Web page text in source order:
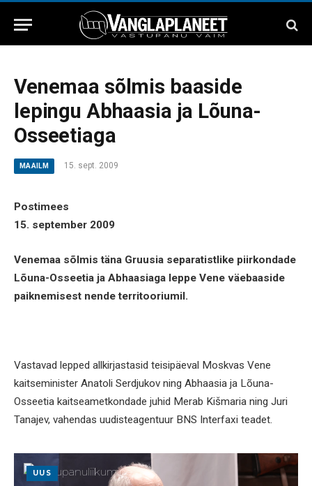
Venemaa sõlmis baaside
lepingu Abhaasia ja Lõuna-
Osseetiaga
MAAILM 15. sept. 2009
Postimees
15. september 2009
Venemaa sõlmis täna Gruusia separatistlike piirkondade
Lõuna-Osseetia ja Abhaasiaga leppe Vene väebaaside
paiknemisest nende territooriumil.
Vastavad lepped allkirjastasid teisipäeval Moskvas Vene
kaitseminister Anatoli Serdjukov ning Abhaasia ja Lõuna-
Osseetia kaitseametkondade juhid Merab Kišmaria ning Juri
Tanajev, vahendas uudisteagentuur BNS Interfaxi teadet.
UUS